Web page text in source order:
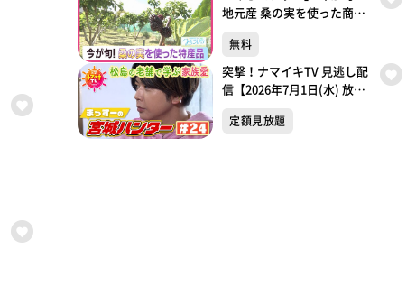
地元産 桑の実を使った商品
岸】
無料
突撃！ナマイキTV 見逃し配
信【2026年7月1日(水) 放送
定額見放題